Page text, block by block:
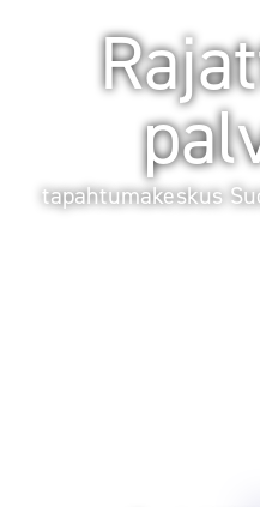
tapahtumakeskus